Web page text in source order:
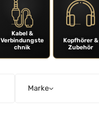
Kabel &
Verbindungste
chnik
Kopfhörer &
Zubehör
Marke